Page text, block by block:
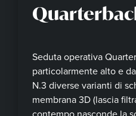
Seduta operativa
particolarmente alto e
N.3 diverse varianti di
membrana 3D (lascia